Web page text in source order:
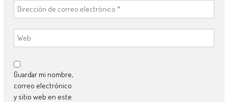
Guardar mi nombre,
correo electrónico
y sitio web en este